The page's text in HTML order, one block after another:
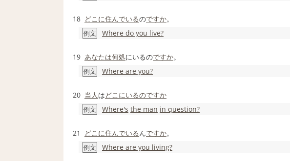
18 どこに住んでいるのですか。
例文 Where do you live?
19 あなたは何処にいるのですか。
例文 Where are you?
20 当人 はどこにいるのですか
例文 Where's the man in question?
21 どこに住んでいる んですか。
例文 Where are you living?